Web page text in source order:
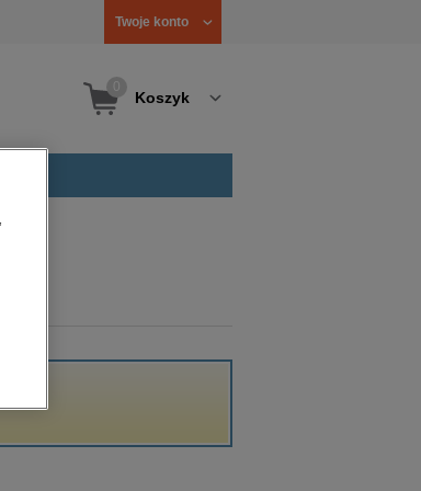
Twoje konto
Koszyk